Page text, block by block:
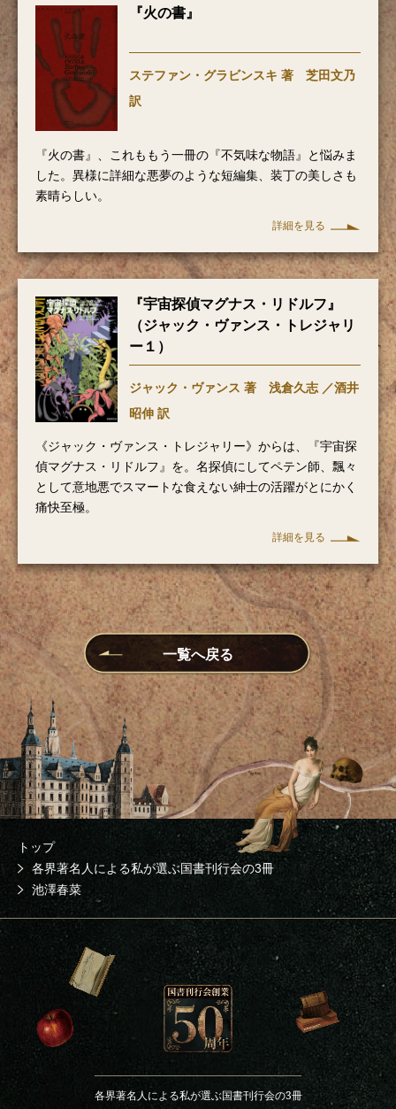
『火の書』
ステファン・グラビンスキ 著 芝田文乃
訳
『火の書』、これももう一冊の『不気味な物語』と悩みま
した。異様に詳細な悪夢のような短編集、装丁の美しさも
素晴らしい。
詳細を見る
『宇宙探偵マグナス・リドルフ』
（ジャック・ヴァンス・トレジャリ
ー１）
ジャック・ヴァンス 著 浅倉久志 ／酒井
昭伸 訳
《ジャック・ヴァンス・トレジャリー》からは、『宇宙探
偵マグナス・リドルフ』を。名探偵にしてペテン師、飄々
として意地悪でスマートな食えない紳士の活躍がとにかく
痛快至極。
詳細を見る
一覧へ戻る
トップ
各界著名人による私が選ぶ国書刊行会の3冊
池澤春菜
各界著名人による私が選ぶ国書刊行会の3冊